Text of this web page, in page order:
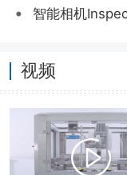
• 智能相机
视频